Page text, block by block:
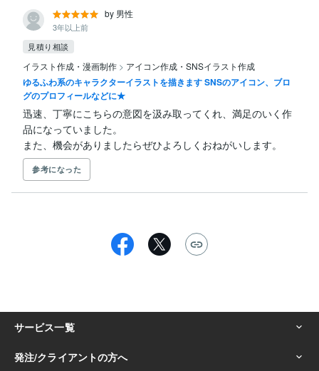
by 男性
3年以上前
見積り相談
イラスト作成・漫画制作 > アイコン作成・SNSイラスト作成
ゆるふわ系のキャラクターイラストを描きます SNSのアイコン、ブロ
グのプロフィールなどに★
迅速、丁寧にこちらの意図を汲み取ってくれ、満足のいく作
品になっていました。
また、機会がありましたらぜひよろしくおねがいします。
参考になった